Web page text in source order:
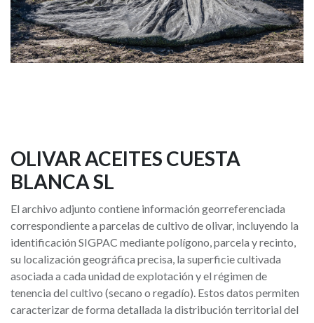
OLIVAR ACEITES CUESTA
BLANCA SL
El archivo adjunto contiene información georreferenciada
correspondiente a parcelas de cultivo de olivar, incluyendo la
identificación SIGPAC mediante polígono, parcela y recinto,
su localización geográfica precisa, la superficie cultivada
asociada a cada unidad de explotación y el régimen de
tenencia del cultivo (secano o regadío). Estos datos permiten
caracterizar de forma detallada la distribución territorial del